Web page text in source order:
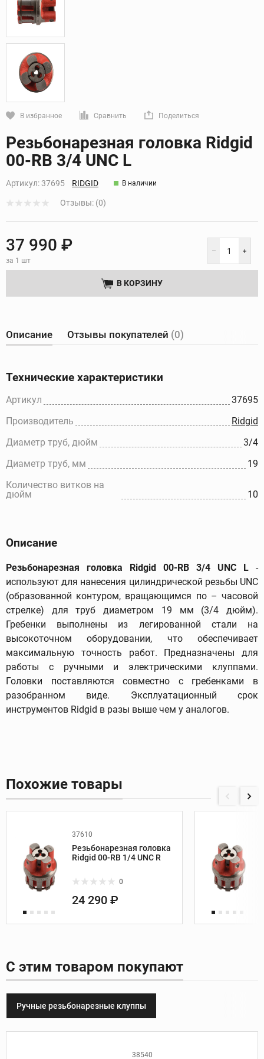
В избранное Сравнить Поделиться
Кликните, чтобы скопировать прямую ссылку
Резьбонарезная головка Ridgid
00-RB 3/4 UNC L
Артикул:37695 RIDGID В наличии
Отзывы: (0)
37 990 ₽
за 1 шт
В КОРЗИНУ
Описание Отзывы покупателей (0)
Технические характеристики
Артикул
37695
Производитель
Ridgid
Диаметр труб, дюйм
3/4
Диаметр труб, мм
19
Количество витков на
дюйм
10
Описание
Резьбонарезная головка Ridgid 00-RB 3/4 UNC L -
используют для нанесения цилиндрической резьбы UNC
(образованной контуром, вращающимся по – часовой
стрелке) для труб диаметром 19 мм (3/4 дюйм).
Гребенки выполнены из легированной стали на
высокоточном оборудовании, что обеспечивает
максимальную точность работ. Предназначены для
работы с ручными и электрическими клуппами.
Головки поставляются совместно с гребенками в
разобранном виде. Эксплуатационный срок
инструментов Ridgid в разы выше чем у аналогов.
Похожие товары
37610
Резьбонарезная головка
Ridgid 00-RB 1/4 UNC R
0
24 290 ₽
С этим товаром покупают
Ручные резьбонарезные клуппы
38540